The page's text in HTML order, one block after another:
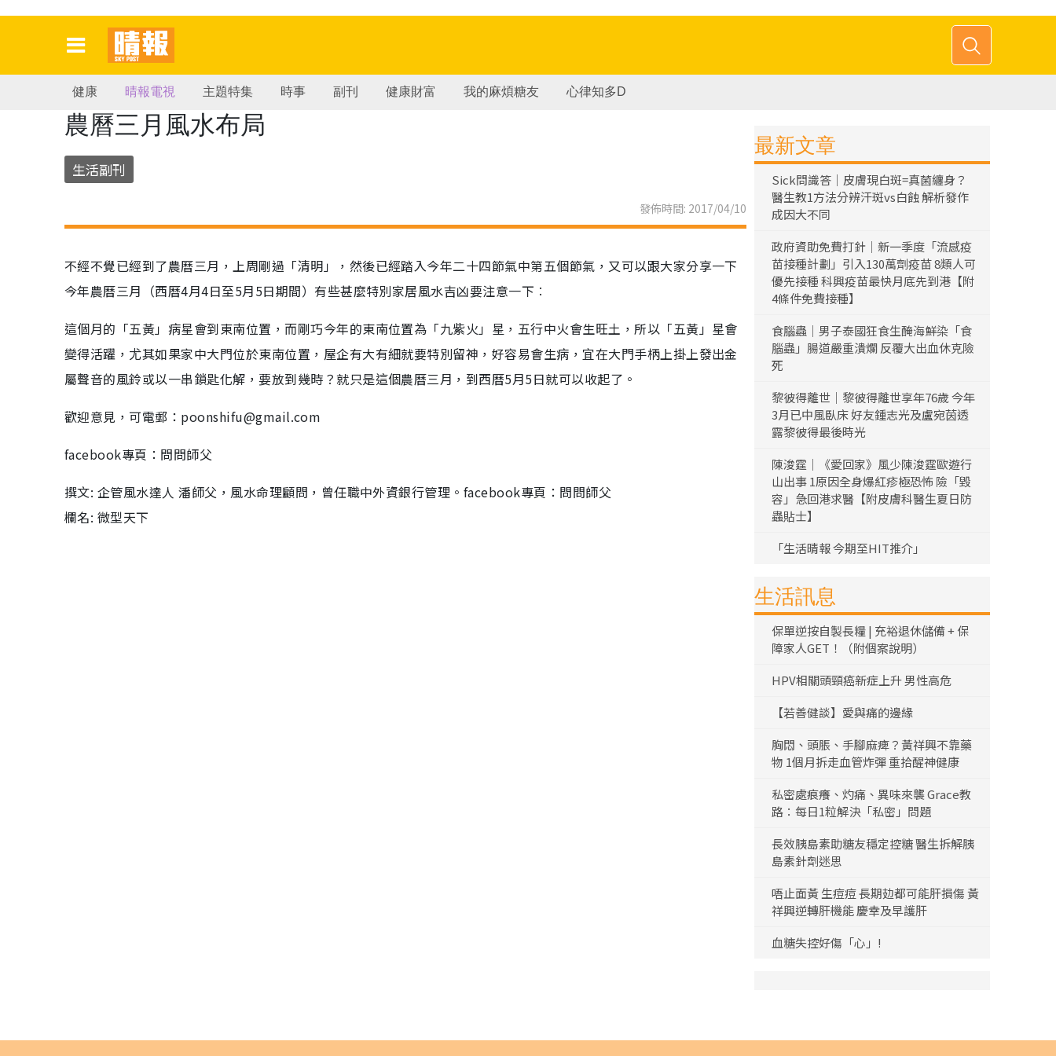
健康 晴報電視 主題特集 時事 副刊 健康財富 我的麻煩糖友 心律知多D
農曆三月風水布局
生活副刊
發佈時間: 2017/04/10
不經不覺已經到了農曆三月，上周剛過「清明」，然後已經踏入今年二十四節氣中第五個節氣，又可以跟大家分享一下
今年農曆三月（西曆4月4日至5月5日期間）有些甚麼特別家居風水吉凶要注意一下︰
這個月的「五黃」病星會到東南位置，而剛巧今年的東南位置為「九紫火」星，五行中火會生旺土，所以「五黃」星會
變得活躍，尤其如果家中大門位於東南位置，屋企有大有細就要特別留神，好容易會生病，宜在大門手柄上掛上發出金
屬聲音的風鈴或以一串鎖匙化解，要放到幾時？就只是這個農曆三月，到西曆5月5日就可以收起了。
歡迎意見，可電郵：poonshifu@gmail.com
facebook專頁：問問師父
撰文: 企管風水達人 潘師父，風水命理顧問，曾任職中外資銀行管理。facebook專頁：問問師父
欄名: 微型天下
最新文章
Sick問識答｜皮膚現白斑=真菌纏身？
醫生教1方法分辨汗斑vs白蝕 解析發作
成因大不同
政府資助免費打針｜新一季度「流感疫
苗接種計劃」引入130萬劑疫苗 8類人可
優先接種 科興疫苗最快月底先到港【附
4條件免費接種】
食腦蟲｜男子泰國狂食生醃海鮮染「食
腦蟲」腸道嚴重潰爛 反覆大出血休克險
死
黎彼得離世｜黎彼得離世享年76歲 今年
3月已中風臥床 好友鍾志光及盧宛茵透
露黎彼得最後時光
陳浚霆｜《愛回家》風少陳浚霆歐遊行
山出事 1原因全身爆紅疹極恐怖 險「毀
容」急回港求醫【附皮膚科醫生夏日防
蟲貼士】
「生活晴報 今期至HIT推介」
生活訊息
保單逆按自製長糧 | 充裕退休儲備 + 保
障家人GET！（附個案說明）
HPV相關頭頸癌新症上升 男性高危
【若善健談】愛與痛的邊緣
胸悶、頭脹、手腳麻痺？黃祥興不靠藥
物 1個月拆走血管炸彈 重拾醒神健康
私密處痕癢、灼痛、異味來襲 Grace教
路：每日1粒解決「私密」問題
長效胰島素助糖友穩定控糖 醫生拆解胰
島素針劑迷思
唔止面黃 生痘痘 長期攰都可能肝損傷 黃
祥興逆轉肝機能 慶幸及早護肝
血糖失控好傷「心」!